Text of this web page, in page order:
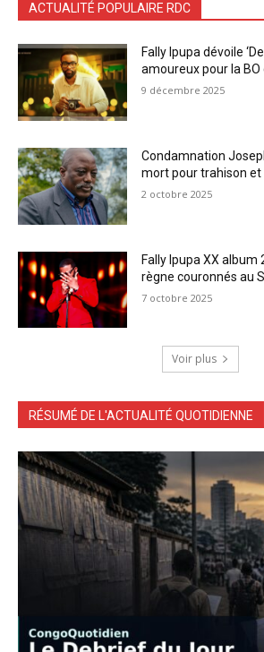
ACTUALITÉ POPULAIRE RDC
Fally Ipupa dévoile
amoureux pour la BO
9 décembre 2025
Condamnation
mort pour trahison et
2 octobre 2025
Fally Ipupa XX album
règne couronnés au
7 octobre 2025
Voir plus
RÉSUMÉ DE L'ACTUALITÉ QUOTIDIENNE